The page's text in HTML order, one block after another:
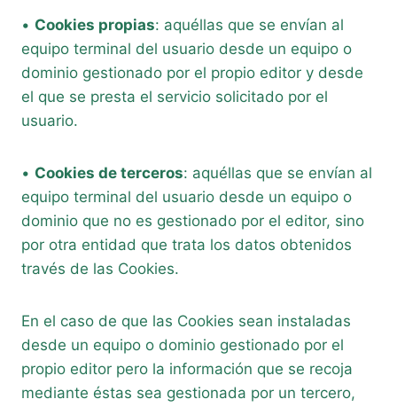
• Cookies propias: aquéllas que se envían al
equipo terminal del usuario desde un equipo o
dominio gestionado por el propio editor y desde
el que se presta el servicio solicitado por el
usuario.
• Cookies de terceros: aquéllas que se envían al
equipo terminal del usuario desde un equipo o
dominio que no es gestionado por el editor, sino
por otra entidad que trata los datos obtenidos
través de las Cookies.
En el caso de que las Cookies sean instaladas
desde un equipo o dominio gestionado por el
propio editor pero la información que se recoja
mediante éstas sea gestionada por un tercero,